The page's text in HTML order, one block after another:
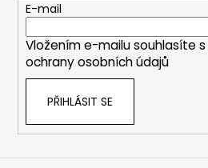
E-mail
Vložením e-mailu souhlasíte s
ochrany osobních údajů
PŘIHLÁSIT SE